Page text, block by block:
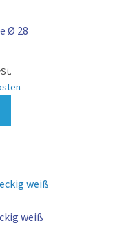
Ø 28
weiß